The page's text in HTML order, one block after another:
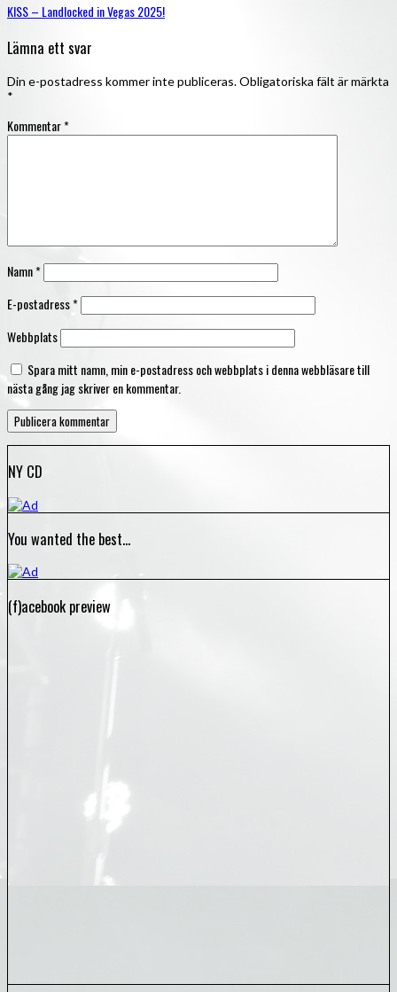
KISS – Landlocked in Vegas 2025!
Lämna ett svar
Din e-postadress kommer inte publiceras.Obligatoriska fält är märkta
*
Kommentar*
Namn*
E-postadress*
Webbplats
Spara mitt namn, min e-postadress och webbplats i denna webbläsare till
nästa gång jag skriver en kommentar.
NY CD
You wanted the best…
(f)acebook preview